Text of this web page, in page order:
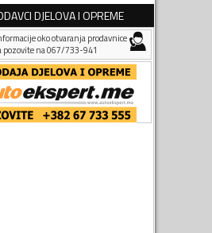
DJELOVA I OPREME
oko otvaranja prodavnice
pozovite na 067/733-941